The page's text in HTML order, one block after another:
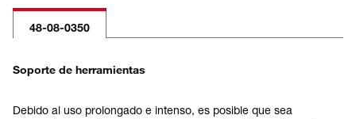
48-08-0350
Soporte de herramientas
Debido al uso prolongado e intenso, es posible que sea